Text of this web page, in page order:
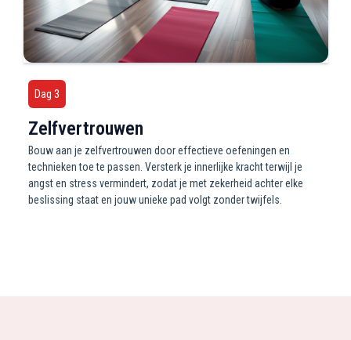
Dag 3
Zelfvertrouwen
Bouw aan je zelfvertrouwen door effectieve oefeningen en
technieken toe te passen. Versterk je innerlijke kracht terwijl je
angst en stress vermindert, zodat je met zekerheid achter elke
beslissing staat en jouw unieke pad volgt zonder twijfels.